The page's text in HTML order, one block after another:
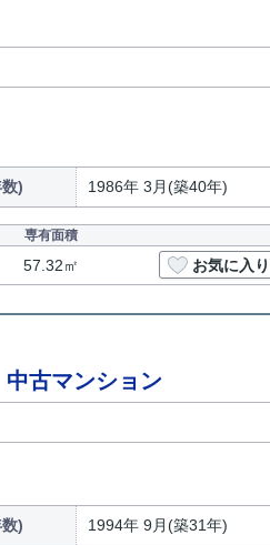
) 1986年 3月(築40年)
専有面積
57.32㎡ お気に入り
古マンション
) 1994年 9月(築31年)